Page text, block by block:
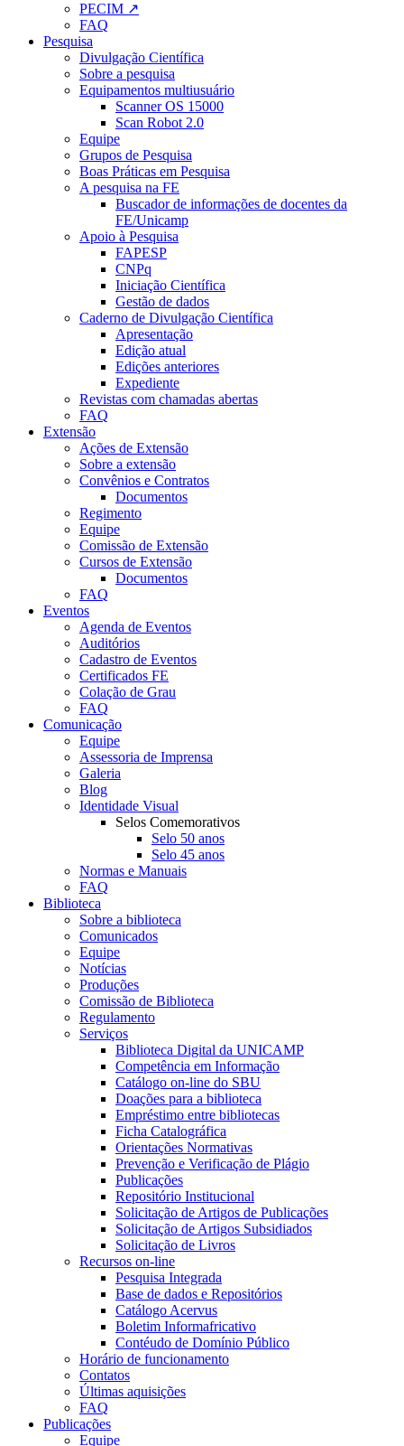
PECIM ↗
FAQ
Pesquisa
Divulgação Científica
Sobre a pesquisa
Equipamentos multiusuário
Scanner OS 15000
Scan Robot 2.0
Equipe
Grupos de Pesquisa
Boas Práticas em Pesquisa
A pesquisa na FE
Buscador de informações de docentes da
FE/Unicamp
Apoio à Pesquisa
FAPESP
CNPq
Iniciação Científica
Gestão de dados
Caderno de Divulgação Científica
Apresentação
Edição atual
Edições anteriores
Expediente
Revistas com chamadas abertas
FAQ
Extensão
Ações de Extensão
Sobre a extensão
Convênios e Contratos
Documentos
Regimento
Equipe
Comissão de Extensão
Cursos de Extensão
Documentos
FAQ
Eventos
Agenda de Eventos
Auditórios
Cadastro de Eventos
Certificados FE
Colação de Grau
FAQ
Comunicação
Equipe
Assessoria de Imprensa
Galeria
Blog
Identidade Visual
Selos Comemorativos
Selo 50 anos
Selo 45 anos
Normas e Manuais
FAQ
Biblioteca
Sobre a biblioteca
Comunicados
Equipe
Notícias
Produções
Comissão de Biblioteca
Regulamento
Serviços
Biblioteca Digital da UNICAMP
Competência em Informação
Catálogo on-line do SBU
Doações para a biblioteca
Empréstimo entre bibliotecas
Ficha Catalográfica
Orientações Normativas
Prevenção e Verificação de Plágio
Publicações
Repositório Institucional
Solicitação de Artigos de Publicações
Solicitação de Artigos Subsidiados
Solicitação de Livros
Recursos on-line
Pesquisa Integrada
Base de dados e Repositórios
Catálogo Acervus
Boletim Informafricativo
Contéudo de Domínio Público
Horário de funcionamento
Contatos
Últimas aquisições
FAQ
Publicações
Equipe